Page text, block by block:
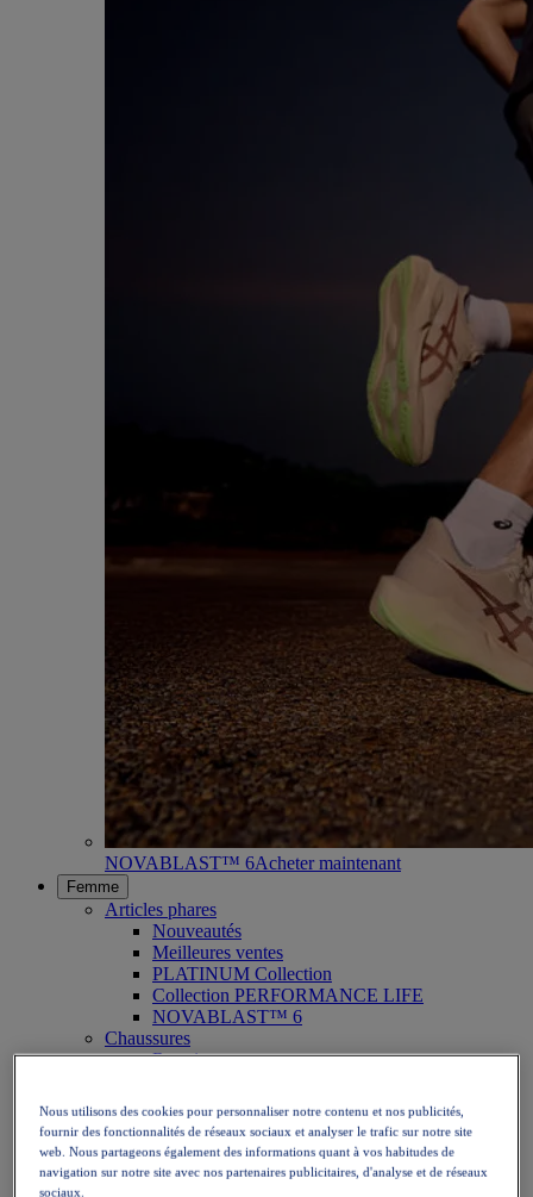
NOVABLAST™ 6Acheter maintenant
Femme
Articles phares
Nouveautés
Meilleures ventes
PLATINUM Collection
Collection PERFORMANCE LIFE
NOVABLAST™ 6
Chaussures
Running
Tennis
Volley
Handball
Padel
Nous utilisons des cookies pour personnaliser notre contenu et nos publicités,
fournir des fonctionnalités de réseaux sociaux et analyser le trafic sur notre site
web. Nous partageons également des informations quant à vos habitudes de
navigation sur notre site avec nos partenaires publicitaires, d'analyse et de réseaux
sociaux.